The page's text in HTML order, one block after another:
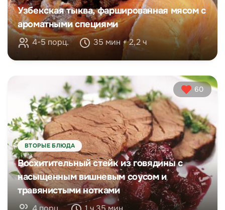
Узбекская тыква, фаршированная мясом с
ароматными специями
4-5 порц. 35 мин + 2,2 ч
60
ВТОРЫЕ БЛЮДА
Восхитительный стейк из говядины с
насыщенным вишневым соусом и
травянистыми нотками